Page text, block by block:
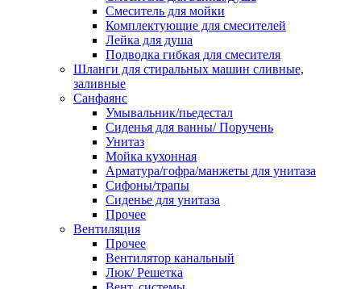
Смеситель для мойки
Комплектующие для смесителей
Лейка для душа
Подводка гибкая для смесителя
Шланги для стиральных машин сливные,
заливные
Санфаянс
Умывальник/пьедестал
Сиденья для ванны/ Поручень
Унитаз
Мойка кухонная
Арматура/гофра/манжеты для унитаза
Сифоны/трапы
Сиденье для унитаза
Прочее
Вентиляция
Прочее
Вентилятор канальный
Люк/ Решетка